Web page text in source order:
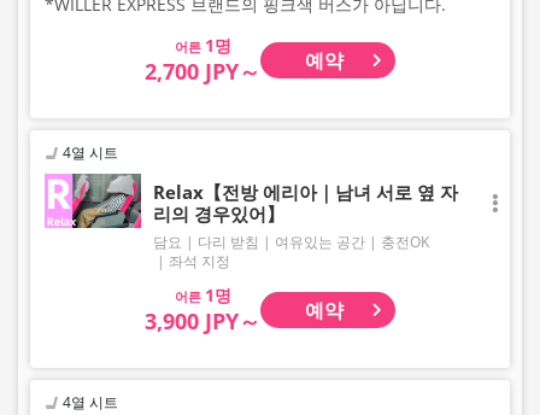
어른
2,700 JPY～ 예약
4열 시트
Relax【전방 에리아｜남녀 서로 옆 자
리의 경우있어】
담요 다리 받침 여유있는 공간
충전OK
좌석 지정
어른
3,900 JPY～ 예약
4열 시트